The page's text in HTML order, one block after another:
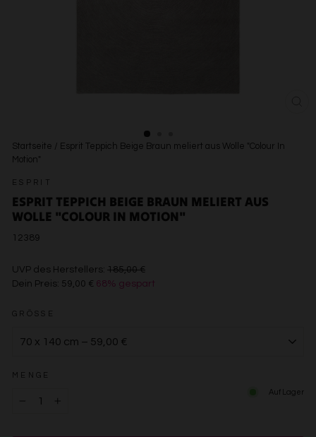
Startseite / Esprit Teppich Beige Braun meliert aus Wolle "Colour In
Motion"
ESPRIT
ESPRIT TEPPICH BEIGE BRAUN MELIERT AUS
WOLLE "COLOUR IN MOTION"
12389
UVP des Herstellers: 185,00 €€185,00
Dein Preis: 59,00 € 68% gespart
GRÖSSE
MENGE
Auf Lager